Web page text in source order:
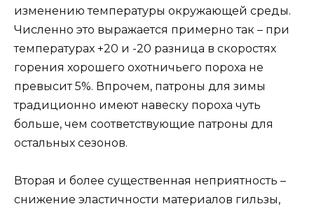
изменению температуры окружающей среды.
Численно это выражается примерно так – при
температурах +20 и -20 разница в скоростях
горения хорошего охотничьего пороха не
превысит 5%. Впрочем, патроны для зимы
традиционно имеют навеску пороха чуть
больше, чем соответствующие патроны для
остальных сезонов.
Вторая и более существенная неприятность –
снижение эластичности материалов гильзы,